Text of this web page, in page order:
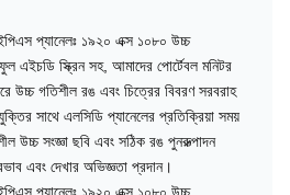
প্যানেলঃ ১৯২০ এক্স ১০৮০ উচ্চ
এইচডি স্ক্রিন সহ, আমাদের পোর্টেবল মনিটর
উচ্চ গতিশীল রঙ এবং চিত্রের বিবরণ সরবরাহ
সাথে এলসিডি প্যানেলের প্রতিক্রিয়া সময়
উচ্চ সংজ্ঞা ছবি এবং সঠিক রঙ পুনরুত্পাদন
এবং দেখার অভিজ্ঞতা প্রদান।